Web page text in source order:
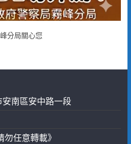
分局關心您
南區安中路一段
任意轉載》